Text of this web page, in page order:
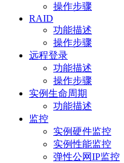
操作步骤
RAID
功能描述
操作步骤
远程登录
功能描述
操作步骤
实例生命周期
功能描述
监控
实例硬件监控
实例性能监控
弹性公网IP监控